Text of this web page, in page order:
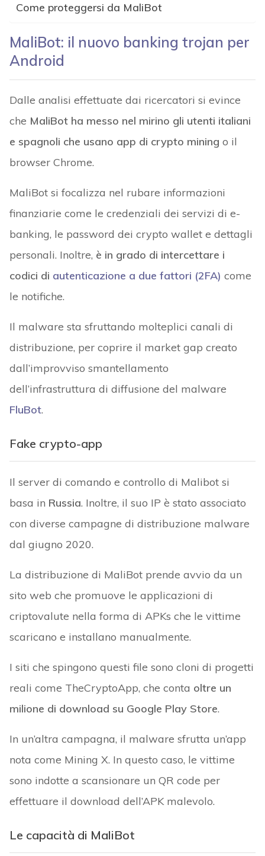
Come proteggersi da MaliBot
MaliBot: il nuovo banking trojan per
Android
Dalle analisi effettuate dai ricercatori si evince
che MaliBot ha messo nel mirino gli utenti italiani
e spagnoli che usano app di crypto mining o il
browser Chrome.
MaliBot si focalizza nel rubare informazioni
finanziarie come le credenziali dei servizi di e-
banking, le password dei crypto wallet e dettagli
personali. Inoltre, è in grado di intercettare i
codici di autenticazione a due fattori (2FA) come
le notifiche.
Il malware sta sfruttando molteplici canali di
distribuzione, per coprire il market gap creato
dall’improvviso smantellamento
dell’infrastruttura di diffusione del malware
FluBot.
Fake crypto-app
Il server di comando e controllo di Malibot si
basa in Russia. Inoltre, il suo IP è stato associato
con diverse campagne di distribuzione malware
dal giugno 2020.
La distribuzione di MaliBot prende avvio da un
sito web che promuove le applicazioni di
criptovalute nella forma di APKs che le vittime
scaricano e installano manualmente.
I siti che spingono questi file sono cloni di progetti
reali come TheCryptoApp, che conta oltre un
milione di download su Google Play Store.
In un’altra campagna, il malware sfrutta un’app
nota come Mining X. In questo caso, le vittime
sono indotte a scansionare un QR code per
effettuare il download dell’APK malevolo.
Le capacità di MaliBot